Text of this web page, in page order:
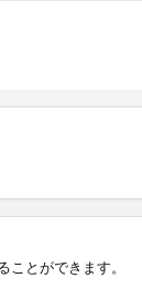
とができます。